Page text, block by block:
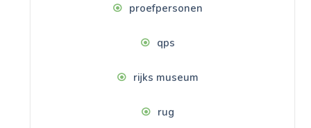
proefpersonen
qps
rijks museum
rug